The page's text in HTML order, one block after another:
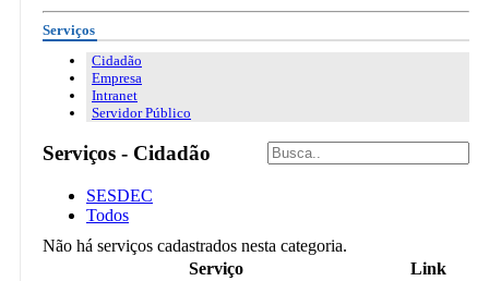
Serviços
Cidadão
Empresa
Intranet
Servidor Público
Serviços - Cidadão
SESDEC
Todos
Não há serviços cadastrados nesta categoria.
Serviço
Link